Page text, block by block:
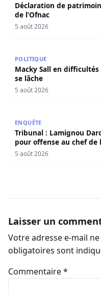
Déclaration de
de l’Ofnac
5 août 2026
POLITIQUE
Macky Sall en difficultés : : Un ancien Sg adjoint de
se lâche
5 août 2026
ENQUÊTE
Tribunal : Lamignou
pour offense au chef de
5 août 2026
Laisser un
Votre adresse e-mail
obligatoires sont
Commentaire*